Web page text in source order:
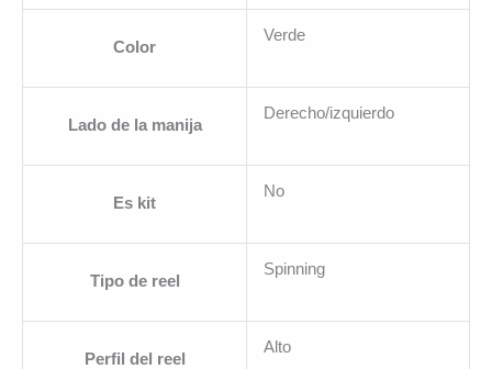
Color
Verde
Lado de la manija
Derecho/izquierdo
Es kit
No
Tipo de reel
Spinning
Perfil del reel
Alto